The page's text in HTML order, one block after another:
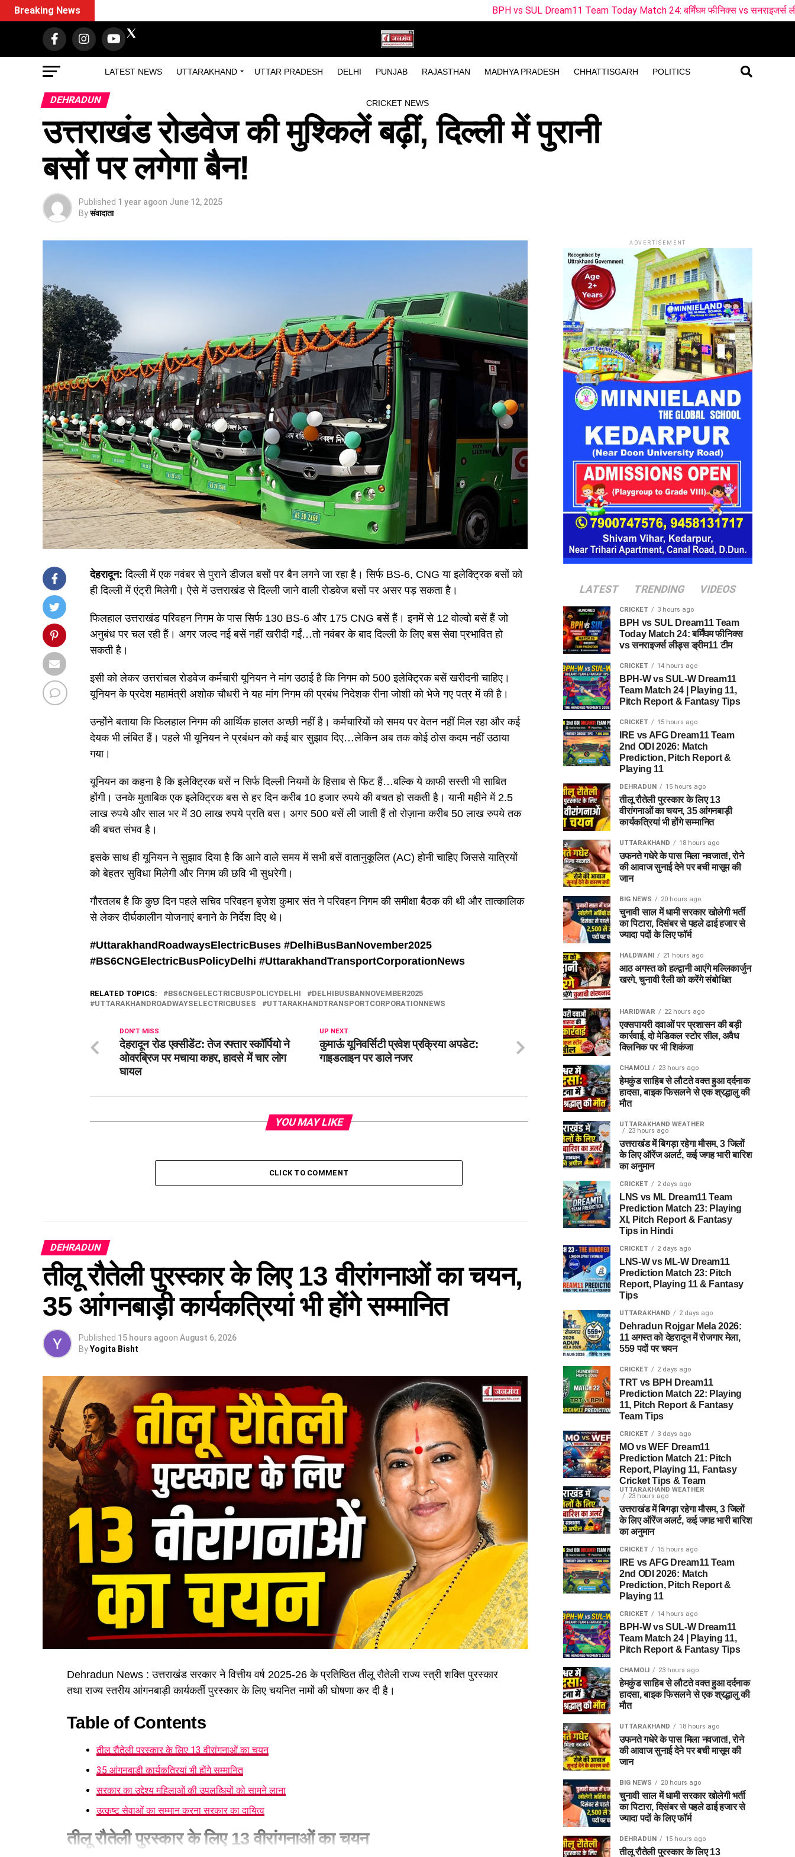
LATEST NEWS UTTARAKHAND UTTAR PRADESH DELHI PUNJAB RAJASTHAN MADHYA PRADESH CHHATTISGARH POLITICS
CRICKET NEWS
Breaking News BPH vs SUL Dream11 Team Today Match 24: बर्मिंघम फीनिक्स vs सनराइजर्स लीड्स ड्रीम11 टीम
DEHRADUN
उत्तराखंड रोडवेज की मुश्किलें बढ़ीं, दिल्ली में पुरानी
बसों पर लगेगा बैन!
Published 1 year agoon June 12, 2025
Byसंवादाता
देहरादून:दिल्ली में एक नवंबर से पुराने डीजल बसों पर बैन लगने जा रहा है। सिर्फ BS-6, CNG या इलेक्ट्रिक बसों को
ही दिल्ली में एंट्री मिलेगी। ऐसे में उत्तराखंड से दिल्ली जाने वाली रोडवेज बसों पर असर पड़ सकता है।
फिलहाल उत्तराखंड परिवहन निगम के पास सिर्फ 130 BS-6 और 175 CNG बसें हैं। इनमें से 12 वोल्वो बसें हैं जो
अनुबंध पर चल रही हैं। अगर जल्द नई बसें नहीं खरीदी गईं…तो नवंबर के बाद दिल्ली के लिए बस सेवा प्रभावित हो
सकती है।
इसी को लेकर उत्तरांचल रोडवेज कर्मचारी यूनियन ने मांग उठाई है कि निगम को 500 इलेक्ट्रिक बसें खरीदनी चाहिए।
यूनियन के प्रदेश महामंत्री अशोक चौधरी ने यह मांग निगम की प्रबंध निदेशक रीना जोशी को भेजे गए पत्र में की है।
उन्होंने बताया कि फिलहाल निगम की आर्थिक हालत अच्छी नहीं है। कर्मचारियों को समय पर वेतन नहीं मिल रहा और कई
देयक भी लंबित हैं। पहले भी यूनियन ने प्रबंधन को कई बार सुझाव दिए…लेकिन अब तक कोई ठोस कदम नहीं उठाया
गया।
यूनियन का कहना है कि इलेक्ट्रिक बसें न सिर्फ दिल्ली नियमों के हिसाब से फिट हैं…बल्कि ये काफी सस्ती भी साबित
होंगी। उनके मुताबिक एक इलेक्ट्रिक बस से हर दिन करीब 10 हजार रुपये की बचत हो सकती है। यानी महीने में 2.5
लाख रुपये और साल भर में 30 लाख रुपये प्रति बस। अगर 500 बसें ली जाती हैं तो रोज़ाना करीब 50 लाख रुपये तक
की बचत संभव है।
इसके साथ ही यूनियन ने सुझाव दिया है कि आने वाले समय में सभी बसें वातानुकूलित (AC) होनी चाहिए जिससे यात्रियों
को बेहतर सुविधा मिलेगी और निगम की छवि भी सुधरेगी।
गौरतलब है कि कुछ दिन पहले सचिव परिवहन बृजेश कुमार संत ने परिवहन निगम की समीक्षा बैठक की थी और तात्कालिक
से लेकर दीर्घकालीन योजनाएं बनाने के निर्देश दिए थे।
#UttarakhandRoadwaysElectricBuses #DelhiBusBanNovember2025
#BS6CNGElectricBusPolicyDelhi #UttarakhandTransportCorporationNews
RELATED TOPICS: BS6CNGELECTRICBUSPOLICYDELHI
DELHIBUSBANNOVEMBER2025
UTTARAKHANDROADWAYSELECTRICBUSES
UTTARAKHANDTRANSPORTCORPORATIONNEWS
UP NEXT
कुमाऊं यूनिवर्सिटी प्रवेश प्रक्रिया अपडेट:
गाइडलाइन पर डाले नजर
DON'T MISS
देहरादून रोड एक्सीडेंट: तेज रफ्तार स्कॉर्पियो ने
ओवरब्रिज पर मचाया कहर, हादसे में चार लोग
घायल
YOU MAY LIKE
CLICK TO COMMENT
DEHRADUN
तीलू रौतेली पुरस्कार के लिए 13 वीरांगनाओं का चयन,
35 आंगनबाड़ी कार्यकत्रियां भी होंगे सम्मानित
Published 15 hours agoon August 6, 2026
ByYogita Bisht
Dehradun News : उत्तराखंड सरकार ने वित्तीय वर्ष 2025-26 के प्रतिष्ठित तीलू रौतेली राज्य स्त्री शक्ति पुरस्कार
तथा राज्य स्तरीय आंगनबाड़ी कार्यकर्ती पुरस्कार के लिए चयनित नामों की घोषणा कर दी है।
Table of Contents
तीलू रौतेली पुरस्कार के लिए 13 वीरांगनाओं का चयन
35 आंगनबाड़ी कार्यकत्रियां भी होंगे सम्मानित
सरकार का उद्देश्य महिलाओं की उपलब्धियों को सामने लाना
उत्कृष्ट सेवाओं का सम्मान करना सरकार का दायित्व
तीलू रौतेली पुरस्कार के लिए 13 वीरांगनाओं का चयन
ADVERTISEMENT
LATEST TRENDING VIDEOS
CRICKET 3 hours ago
BPH vs SUL Dream11 Team
Today Match 24: बर्मिंघम फीनिक्स
vs सनराइजर्स लीड्स ड्रीम11 टीम
CRICKET 14 hours ago
BPH-W vs SUL-W Dream11
Team Match 24 | Playing 11,
Pitch Report & Fantasy Tips
CRICKET 15 hours ago
IRE vs AFG Dream11 Team
2nd ODI 2026: Match
Prediction, Pitch Report &
Playing 11
DEHRADUN 15 hours ago
तीलू रौतेली पुरस्कार के लिए 13
वीरांगनाओं का चयन, 35 आंगनबाड़ी
कार्यकत्रियां भी होंगे सम्मानित
UTTARAKHAND 18 hours ago
उफनते गधेरे के पास मिला नवजात!, रोने
की आवाज सुनाई देने पर बची मासूम की
जान
BIG NEWS 20 hours ago
चुनावी साल में धामी सरकार खोलेगी भर्ती
का पिटारा, दिसंबर से पहले ढाई हजार से
ज्यादा पदों के लिए फॉर्म
HALDWANI 21 hours ago
आठ अगस्त को हल्द्वानी आएंगे मल्लिकार्जुन
खरगे, चुनावी रैली को करेंगे संबोधित
HARIDWAR 22 hours ago
एक्सपायरी दवाओं पर प्रशासन की बड़ी
कार्रवाई, दो मेडिकल स्टोर सील, अवैध
क्लिनिक पर भी शिकंजा
CHAMOLI 23 hours ago
हेमकुंड साहिब से लौटते वक्त हुआ दर्दनाक
हादसा, बाइक फिसलने से एक श्रद्धालु की
मौत
UTTARAKHAND WEATHER
23 hours ago
उत्तराखंड में बिगड़ा रहेगा मौसम, 3 जिलों
के लिए ऑरेंज अलर्ट, कई जगह भारी बारिश
का अनुमान
CRICKET 2 days ago
LNS vs ML Dream11 Team
Prediction Match 23: Playing
XI, Pitch Report & Fantasy
Tips in Hindi
CRICKET 2 days ago
LNS-W vs ML-W Dream11
Prediction Match 23: Pitch
Report, Playing 11 & Fantasy
Tips
UTTARAKHAND 2 days ago
Dehradun Rojgar Mela 2026:
11 अगस्त को देहरादून में रोजगार मेला,
559 पदों पर चयन
CRICKET 2 days ago
TRT vs BPH Dream11
Prediction Match 22: Playing
11, Pitch Report & Fantasy
Team Tips
CRICKET 3 days ago
MO vs WEF Dream11
Prediction Match 21: Pitch
Report, Playing 11, Fantasy
Cricket Tips & Team
UTTARAKHAND WEATHER
23 hours ago
उत्तराखंड में बिगड़ा रहेगा मौसम, 3 जिलों
के लिए ऑरेंज अलर्ट, कई जगह भारी बारिश
का अनुमान
CRICKET 15 hours ago
IRE vs AFG Dream11 Team
2nd ODI 2026: Match
Prediction, Pitch Report &
Playing 11
CRICKET 14 hours ago
BPH-W vs SUL-W Dream11
Team Match 24 | Playing 11,
Pitch Report & Fantasy Tips
CHAMOLI 23 hours ago
हेमकुंड साहिब से लौटते वक्त हुआ दर्दनाक
हादसा, बाइक फिसलने से एक श्रद्धालु की
मौत
UTTARAKHAND 18 hours ago
उफनते गधेरे के पास मिला नवजात!, रोने
की आवाज सुनाई देने पर बची मासूम की
जान
BIG NEWS 20 hours ago
चुनावी साल में धामी सरकार खोलेगी भर्ती
का पिटारा, दिसंबर से पहले ढाई हजार से
ज्यादा पदों के लिए फॉर्म
DEHRADUN 15 hours ago
तीलू रौतेली पुरस्कार के लिए 13